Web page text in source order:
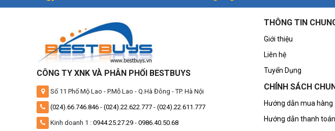
Ưu Điểm Vượt Trội Của Điều Hòa Âm Trần Panasonic 43.000
Thiết Kế Hiện Đại và Tiện Lợi
Điều hòa âm trần Panasonic mới được thiết kế để phù hợp với nhiều không
phòng, nhà hàng, đến khách sạn và các không gian lớn khác. Đặc biệt,
CÔNG TY XNK VÀ PHÂN PHỐI BESTBUYS
Số 11 Phố Mộ Lao - P.Mỗ Lao - Q.Hà Đông - TP. Hà Nội
(024).66.746.846 - (024).22.622.777 - (024).22.611.777
Kinh doanh 1 : 0944.25.27.29 - 0986.40.50.68
THÔNG TIN
Giới thiệu
Liên hệ
Tuyển Dụng
CHÍNH SÁCH
Hướng dẫn mua hàng
Hướng dẫn thanh toán